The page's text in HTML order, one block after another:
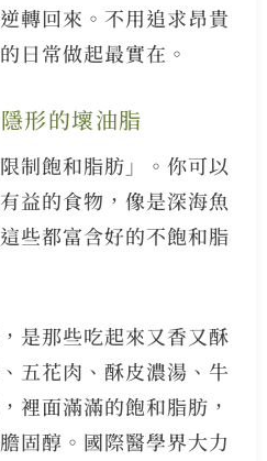
轉回來。不用追求昂貴
日常做起最實在。
形的壞油脂
制飽和脂肪」。你可以
益的食物，像是深海魚
些都富含好的不飽和脂
是那些吃起來又香又酥
五花肉、酥皮濃湯、牛
裡面滿滿的飽和脂肪，
固醇。國際醫學界大力